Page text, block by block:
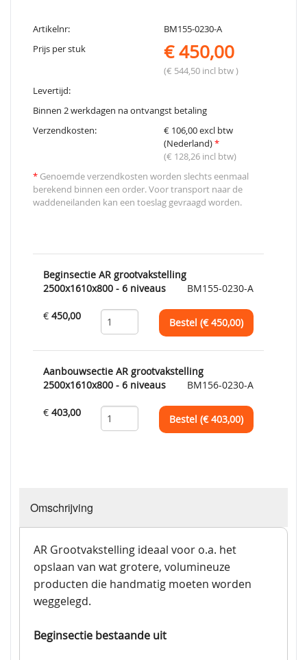
Artikelnr:
BM155-0230-A
Prijs per stuk
€ 450,00
(€ 544,50 incl btw )
Levertijd:
Binnen 2 werkdagen na ontvangst betaling
Verzendkosten:
€ 106,00 excl btw
(Nederland)*
(€ 128,26 incl btw)
* Genoemde verzendkosten worden slechts eenmaal
berekend binnen een order. Voor transport naar de
waddeneilanden kan een toeslag gevraagd worden.
Beginsectie AR grootvakstelling
2500x1610x800 - 6 niveaus
BM155-0230-A
€ 450,00
Bestel (€450,00)
Aanbouwsectie AR grootvakstelling
2500x1610x800 - 6 niveaus
BM156-0230-A
€ 403,00
Bestel (€403,00)
Omschrijving
AR Grootvakstelling ideaal voor o.a. het
opslaan van wat grotere, volumineuze
producten die handmatig moeten worden
weggelegd.
Beginsectie bestaande uit